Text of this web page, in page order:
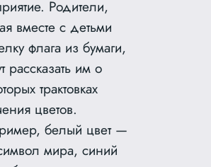
Родители,
вместе с детьми
флага из бумаги,
рассказать им о
трактовках
цветов.
белый цвет —
мира, синий